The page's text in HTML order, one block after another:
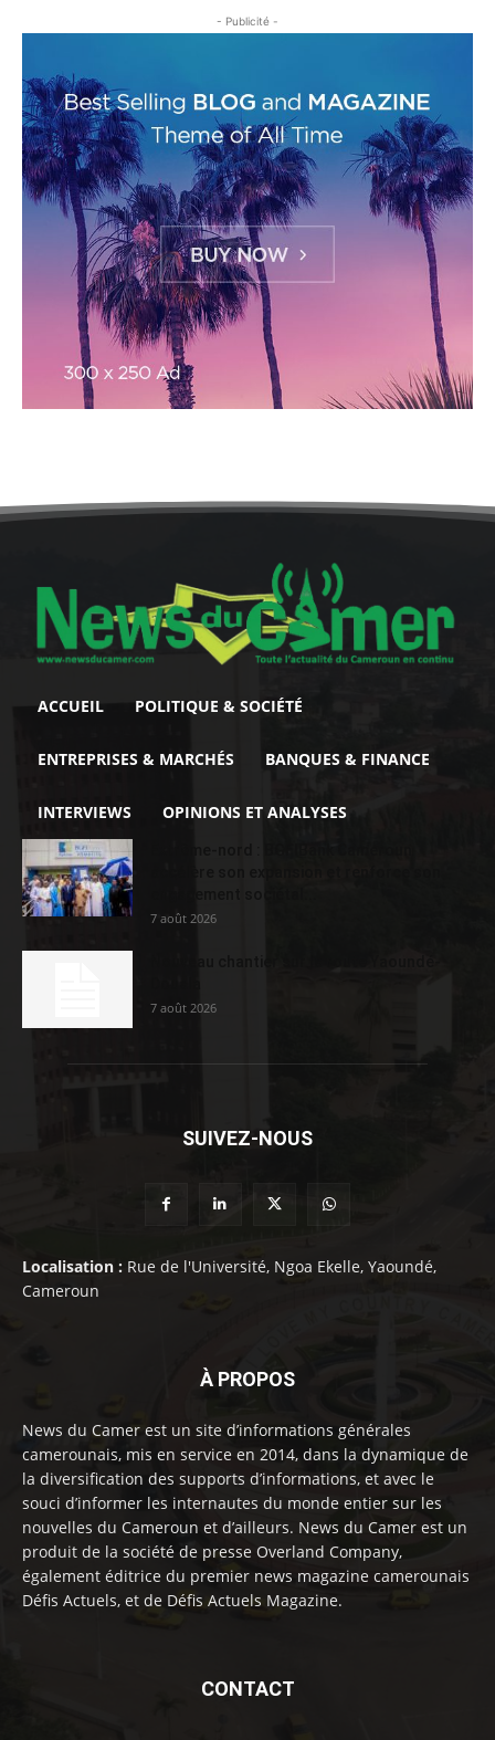
- Publicité -
ACCUEIL POLITIQUE & SOCIÉTÉ
ENTREPRISES & MARCHÉS BANQUES & FINANCE
INTERVIEWS OPINIONS ET ANALYSES
7 août 2026
7 août 2026
SUIVEZ-NOUS
Localisation : Rue de l'Université, Ngoa Ekelle, Yaoundé,
Cameroun
À PROPOS
News du Camer est un site d’informations générales
camerounais, mis en service en 2014, dans la dynamique de
la diversification des supports d’informations, et avec le
souci d’informer les internautes du monde entier sur les
nouvelles du Cameroun et d’ailleurs. News du Camer est un
produit de la société de presse Overland Company,
également éditrice du premier news magazine camerounais
Défis Actuels, et de Défis Actuels Magazine.
CONTACT